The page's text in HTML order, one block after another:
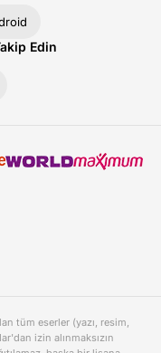
Edin
tüm eserler (yazı, resim,
izin alınmaksızın